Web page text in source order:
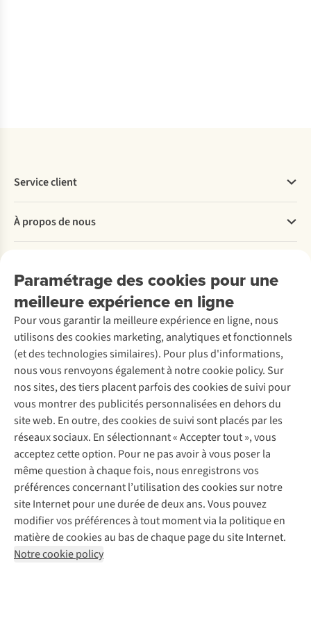
Paramétrage des cookies pour une
meilleure expérience en ligne
Pour vous garantir la meilleure expérience en ligne, nous
utilisons des cookies marketing, analytiques et fonctionnels
(et des technologies similaires). Pour plus d'informations,
nous vous renvoyons également à notre cookie policy. Sur
nos sites, des tiers placent parfois des cookies de suivi pour
vous montrer des publicités personnalisées en dehors du
site web. En outre, des cookies de suivi sont placés par les
réseaux sociaux. En sélectionnant « Accepter tout », vous
acceptez cette option. Pour ne pas avoir à vous poser la
même question à chaque fois, nous enregistrons vos
préférences concernant l’utilisation des cookies sur notre
site Internet pour une durée de deux ans. Vous pouvez
modifier vos préférences à tout moment via la politique en
matière de cookies au bas de chaque page du site Internet.
Notre cookie policy
Service client
Commander
Payer
Retourner
Rétractation d'une commande
Entretien & réparations
Garantie
Contactez-nous
À propos de nous
Entreprise responsable
À propos d’Ayacucho
Nos magasins
À propos d’A.S.Adventure
Déclaration d'accessibilité
Location / Location sports d’hiver
Seconde-main
Entretien de ski
Service de lavage
Entretien de chaussures
Réparation de chaussures
Réparation de vêtements
Retouches
Pour les entreprises
Découvrez
A.S.Magazine
Explore Camp
Gear Check
Expertise & conseils
Abonnez-vous à la newsletter
Suivez-nous
Mentions légales
Politique de confidentialité
Conditions générales
Cookie Policy